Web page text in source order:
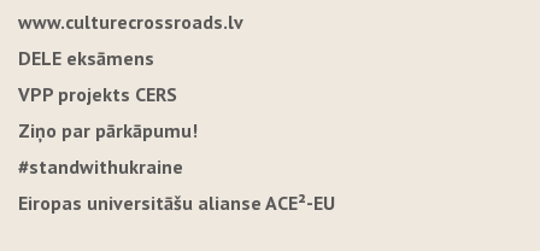
www.culturecrossroads.lv
DELE eksāmens
VPP projekts CERS
Ziņo par pārkāpumu!
#standwithukraine
Eiropas universitāšu alianse ACE²-EU